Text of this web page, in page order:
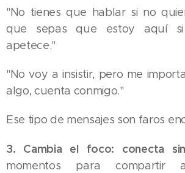
"No tienes que hablar si no
que sepas que estoy aquí
apetece."
"No voy a insistir, pero me
algo, cuenta conmigo."
Ese tipo de mensajes son faros
3. Cambia el foco: conecta
momentos para compartir